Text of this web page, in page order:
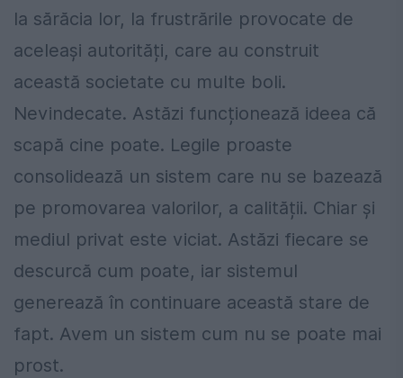
la sărăcia lor, la frustrările provocate de
aceleași autorități, care au construit
această societate cu multe boli.
Nevindecate. Astăzi funcționează ideea că
scapă cine poate. Legile proaste
consolidează un sistem care nu se bazează
pe promovarea valorilor, a calității. Chiar și
mediul privat este viciat. Astăzi fiecare se
descurcă cum poate, iar sistemul
generează în continuare această stare de
fapt. Avem un sistem cum nu se poate mai
prost.